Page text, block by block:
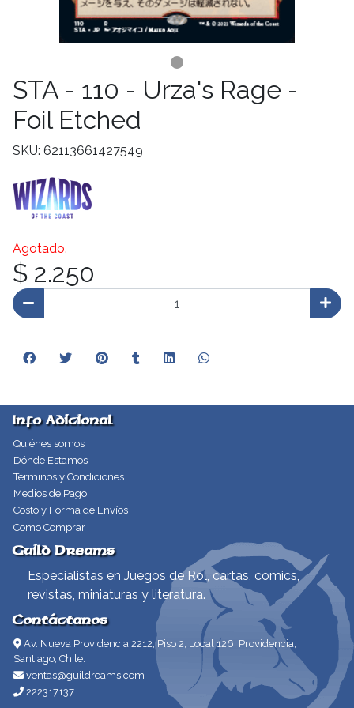
STA - 110 - Urza's Rage -
Foil Etched
SKU: 62113661427549
Agotado.
$ 2.250
Info Adicional
Quiénes somos
Dónde Estamos
Términos y Condiciones
Medios de Pago
Costo y Forma de Envíos
Como Comprar
Guild Dreams
Especialistas en Juegos de Rol, cartas, comics,
revistas, miniaturas y literatura.
Contáctanos
Av. Nueva Providencia 2212, Piso 2, Local 126. Providencia,
Santiago, Chile.
ventas@guildreams.com
222317137